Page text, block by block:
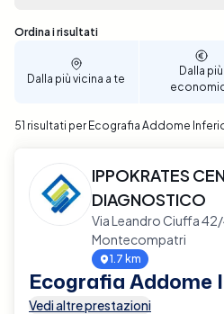
un'Ecografia dell'Addome
Catone e goditi la
in modo efficiente
Sono stati trovati 51 risultati
Ordina i risultati
Dalla più vicina a te
Dalla più
51 risultati per Ecografia Addome
IPPOKRATES
DIAGNOSTICO
Via Leandro Ciuffa
Montecompatri
1.7 km
Ecografia Addome
Vedi altre prestazioni